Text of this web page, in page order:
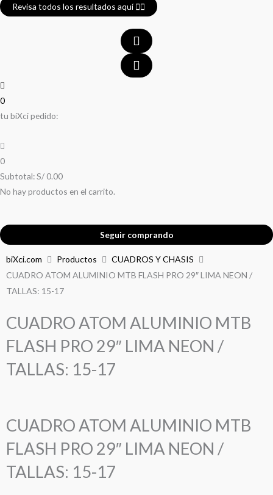
Revisa todos los resultados aquí 👈🏼
0
tu biXci pedido:
0
Subtotal:S/ 0.00
No hay productos en el carrito.
Seguir comprando
biXci.com Productos
CUADROS Y CHASIS
CUADRO ATOM ALUMINIO MTB FLASH PRO 29″ LIMA NEON /
TALLAS: 15-17
CUADRO ATOM ALUMINIO MTB
FLASH PRO 29″ LIMA NEON /
TALLAS: 15-17
CUADRO ATOM ALUMINIO MTB
FLASH PRO 29″ LIMA NEON /
TALLAS: 15-17